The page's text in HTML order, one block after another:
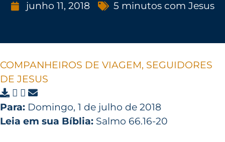
junho 11, 2018 5 minutos com Jesus
COMPANHEIROS DE VIAGEM, SEGUIDORES
DE JESUS
Para: Domingo, 1 de julho de 2018
Leia em sua Bíblia: Salmo 66.16-20